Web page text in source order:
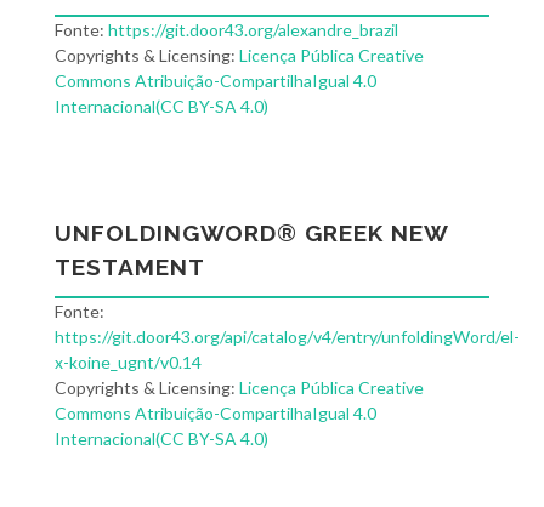
Fonte: https://git.door43.org/alexandre_brazil
Copyrights & Licensing: Licença Pública Creative
Commons Atribuição-CompartilhaIgual 4.0
Internacional(CC BY-SA 4.0)
UNFOLDINGWORD® GREEK NEW
TESTAMENT
Fonte:
https://git.door43.org/api/catalog/v4/entry/unfoldingWord/el-
x-koine_ugnt/v0.14
Copyrights & Licensing: Licença Pública Creative
Commons Atribuição-CompartilhaIgual 4.0
Internacional(CC BY-SA 4.0)